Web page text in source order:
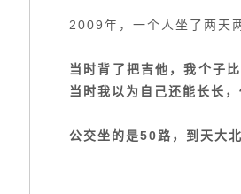
2009年，一个人坐了两天
当时背了把吉他，我个子
当时我以为自己还能长长
公交坐的是50路，到天大